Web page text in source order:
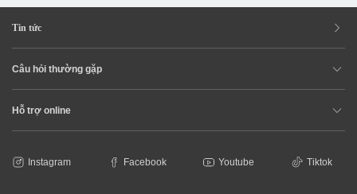
Tin tức
Câu hỏi thường gặp
Hỗ trợ online
Instagram Facebook Youtube Tiktok